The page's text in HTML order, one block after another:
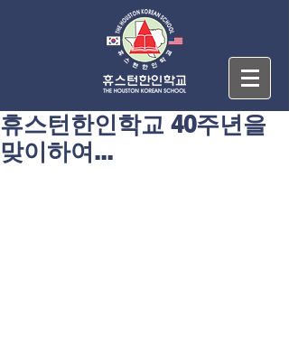
휴스턴한인학교 40주년을
맞이하여...